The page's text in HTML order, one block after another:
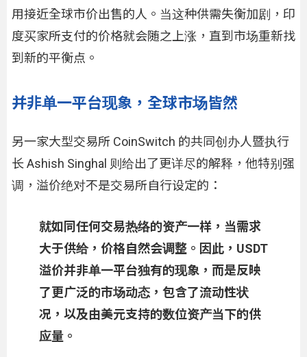
用接近全球市价出售的人。当这种供需失衡加剧，印
度买家所支付的价格就会随之上涨，直到市场重新找
到新的平衡点。
并非单一平台现象，全球市场皆然
另一家大型交易所 CoinSwitch 的共同创办人暨执行
长 Ashish Singhal 则给出了更详尽的解释，他特别强
调，溢价绝对不是交易所自行设定的：
就如同任何交易热络的资产一样，当需求
大于供给，价格自然会调整。因此，USDT
溢价并非单一平台独有的现象，而是反映
了更广泛的市场动态，包含了流动性状
况，以及由美元支持的数位资产当下的供
应量。